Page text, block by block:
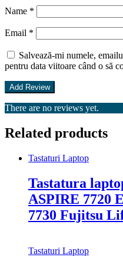
Name *
Email *
Salvează-mi numele,
pentru data viitoare când o să
There are no reviews yet.
Related products
Tastaturi Laptop
Tastatura
ASPIRE 7720
7730 Fujitsu
Tastaturi Laptop